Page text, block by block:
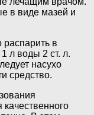
в виде мазей и
в
л воды 2 ст. л.
насухо
средство.